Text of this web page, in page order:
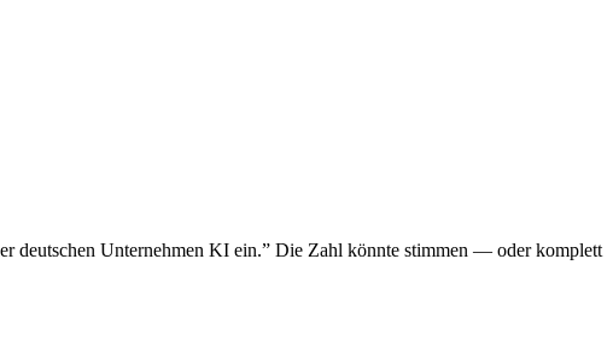
deutschen Unternehmen KI ein.” Die Zahl könnte stimmen — oder komplett